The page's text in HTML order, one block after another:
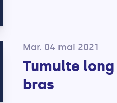
Mar. 04 mai 2021
Tumulte
bras